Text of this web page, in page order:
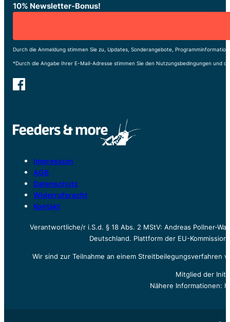
10% Newsletter-Bonus!
Durch die Anmeldung stimmen Sie zu, Updates, Sonderangebote,
*Durch die Angabe Ihrer E-Mail-Adresse stimmen Sie den Nutzungsbedingungen und
Impressum
AGB
Datenschutz
Widerrufsrecht
Kontakt
Verantwortliche/r i.S.d. § 18 Abs. 2 MStV: Andreas Pollner-
Deutschland. Plattform der EU-
Wir sind zur Teilnahme an einem
Mitglied der
Nähere Informationen: